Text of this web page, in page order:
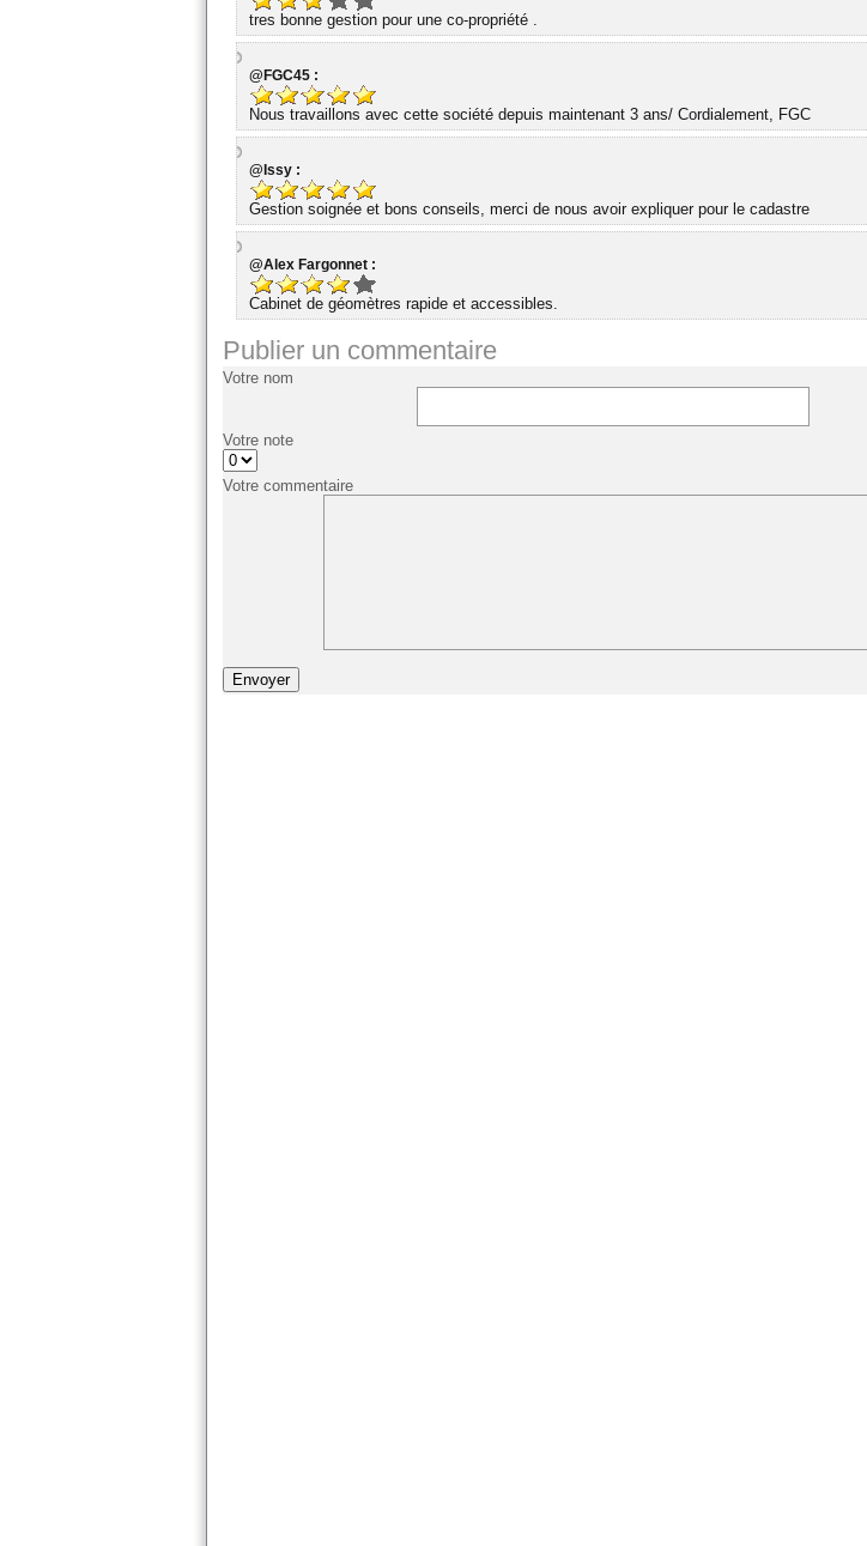
tres bonne gestion pour une co-propriété .
@FGC45 :
Nous travaillons avec cette société depuis maintenant 3 ans/ Cordialement, FGC
@Issy :
Gestion soignée et bons conseils, merci de nous avoir expliquer pour le cadastre
@Alex Fargonnet :
Cabinet de géomètres rapide et accessibles.
Publier un commentaire
Votre nom
Votre note
Votre commentaire